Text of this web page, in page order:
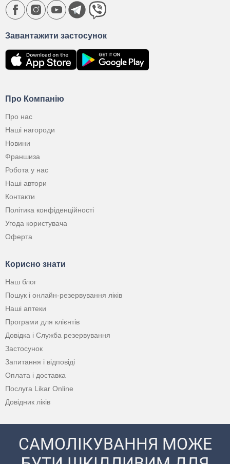
Про Компанію
Про нас
Наші нагороди
Новини
Франшиза
Робота у нас
Наші автори
Контакти
Політика конфіденційності
Угода користувача
Оферта
Корисно знати
Наш блог
Пошук і онлайн-резервування ліків
Наші аптеки
Програми для клієнтів
Довідка і Служба резервування
Застосунок
Запитання і відповіді
Оплата і доставка
Послуга Likar Online
Довідник ліків
Завантажити застосунок
САМОЛІКУВАННЯ МОЖЕ